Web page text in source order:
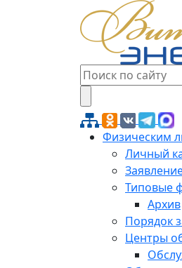
Физическим
Личный
Типовые
Архив
Порядок
Центры